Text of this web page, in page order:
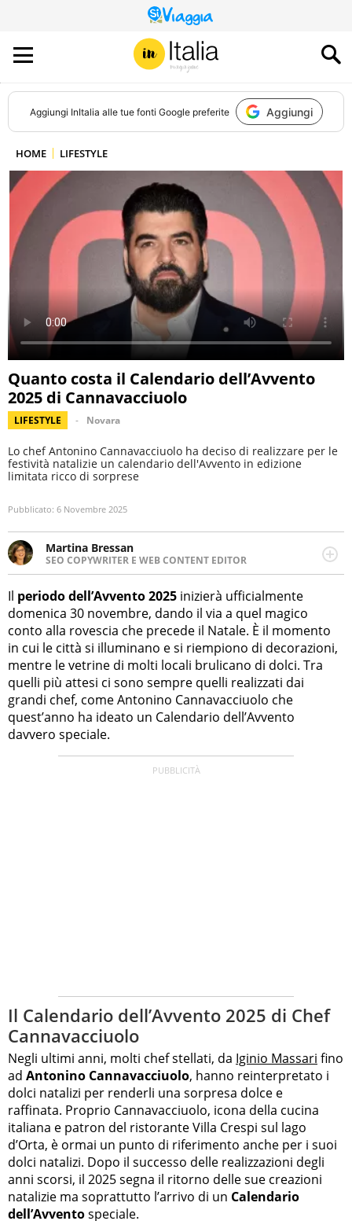
QUESTO
SITO
CONTRIBUISCE
ALL’AUDIENCE
DI
Aggiungi InItalia alle tue fonti Google preferite Aggiungi
HOME LIFESTYLE
Quanto costa il Calendario dell’Avvento
2025 di Cannavacciuolo
LIFESTYLE Novara
Lo chef Antonino Cannavacciuolo ha deciso di realizzare per le
festività natalizie un calendario dell'Avvento in edizione
limitata ricco di sorprese
Pubblicato: 6 Novembre 2025
Martina Bressan
SEO COPYWRITER E WEB CONTENT EDITOR
Appassionata di viaggi, di trail running e di yoga, ama
scoprire nuovi posti e nuove culture. Curiosa,
determinata e intraprendente adora leggere ma
soprattutto scrivere.
Il periodo dell’Avvento 2025 inizierà ufficialmente
domenica 30 novembre, dando il via a quel magico
conto alla rovescia che precede il Natale. È il momento
in cui le città si illuminano e si riempiono di decorazioni,
mentre le vetrine di molti locali brulicano di dolci. Tra
quelli più attesi ci sono sempre quelli realizzati dai
grandi chef, come Antonino Cannavacciuolo che
quest’anno ha ideato un Calendario dell’Avvento
davvero speciale.
Il Calendario dell’Avvento 2025 di Chef
Cannavacciuolo
Negli ultimi anni, molti chef stellati, da Iginio Massari fino
ad Antonino Cannavacciuolo, hanno reinterpretato i
dolci natalizi per renderli una sorpresa dolce e
raffinata. Proprio Cannavacciuolo, icona della cucina
italiana e patron del ristorante Villa Crespi sul lago
d’Orta, è ormai un punto di riferimento anche per i suoi
dolci natalizi. Dopo il successo delle realizzazioni degli
anni scorsi, il 2025 segna il ritorno delle sue creazioni
natalizie ma soprattutto l’arrivo di un Calendario
dell’Avventospeciale.